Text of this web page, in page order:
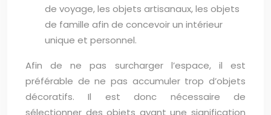
de voyage, les objets artisanaux, les objets
de famille afin de concevoir un intérieur
unique et personnel.
Afin de ne pas surcharger l’espace, il est
préférable de ne pas accumuler trop d’objets
décoratifs. Il est donc nécessaire de
sélectionner des objets ayant une signification